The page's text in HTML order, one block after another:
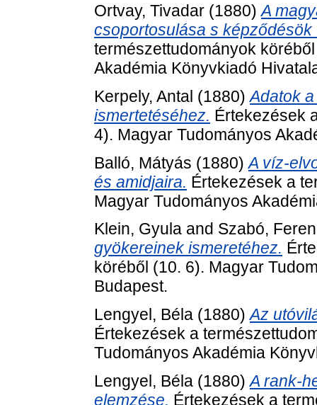
Ortvay, Tivadar (1880)A
csoportosulása s képződésök
természettudományok
Akadémia Könyvkiadó
Kerpely, Antal (1880)Adatok
ismertetéséhez. Értekezések
4). Magyar Tudományos
Balló, Mátyás (1880)A víz-
és amidjaira. Értekezések a
Magyar Tudományos
Klein, Gyula and Szabó,
gyökereinek ismeretéhez.
köréből (10. 6). Magyar
Budapest.
Lengyel, Béla (1880)Az
Értekezések a
Tudományos Akadémia
Lengyel, Béla (1880)A rank-
elemzése. Értekezések a